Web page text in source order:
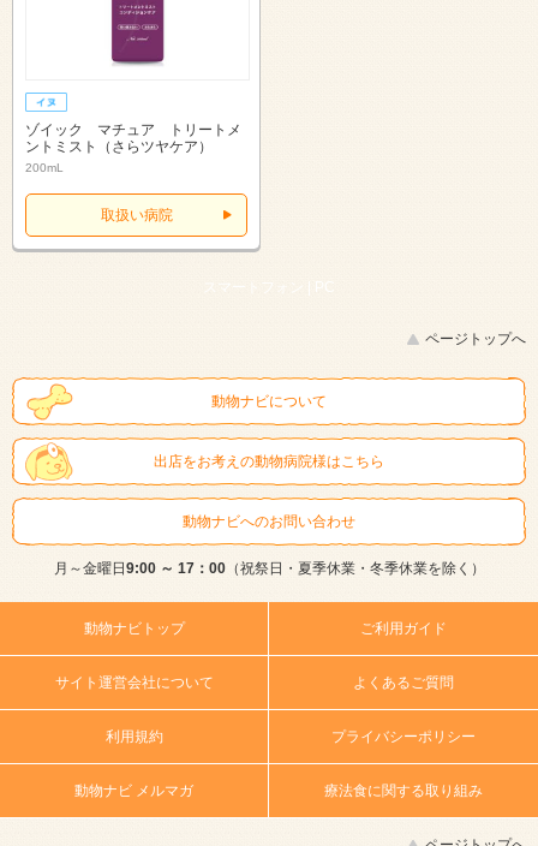
ゾイック マチュア トリートメ
ントミスト（さらツヤケア）
200mL
取扱い病院
スマートフォン |
ページトップへ
動物ナビについて
出店をお考えの動物病院様はこちら
動物ナビへのお問い合わせ
月～金曜日9:00 ～ 17：00（祝祭日・夏季休業・冬季休業を除く）
動物ナビトップ ご利用ガイド
サイト運営会社について よくあるご質問
利用規約 プライバシーポリシー
動物ナビ メルマガ 療法食に関する取り組み